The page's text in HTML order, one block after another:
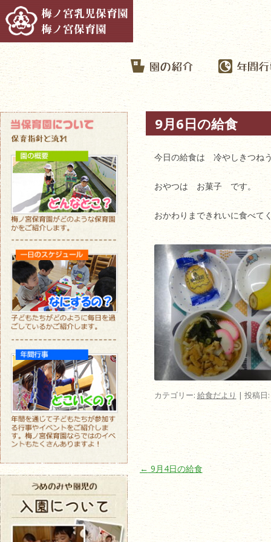
9月6日の給食
今日の給食は 冷やしきつ
おやつは お菓子 です。
おかわりまできれいに食べて
カテゴリー: 給食だより | 投稿日:
投稿ナビゲーション
← 9月4日の給食